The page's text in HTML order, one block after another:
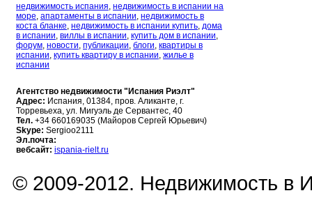
недвижимость испания, недвижимость в испании на
море, апартаменты в испании, недвижимость в
коста бланке, недвижимость в испании купить, дома
в испании, виллы в испании, купить дом в испании,
форум, новости, публикации, блоги, квартиры в
испании, купить квартиру в испании, жилье в
испании
Агентство недвижимости "Испания Риэлт"
Адрес: Испания, 01384, пров. Аликанте, г.
Торревьеха, ул. Мигуэль де Сервантес, 40
Тел. +34 660169035 (Майоров Сергей Юрьевич)
Skype: Sergioo2111
Эл.почта:
вебсайт: ispania-rielt.ru
© 2009-2012. Недвижимость в